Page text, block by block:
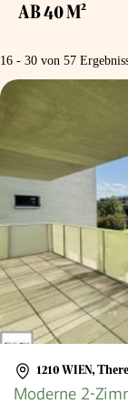
AB 40 M²
16 - 30 von 57
1210 WIEN,
Moderne 2-